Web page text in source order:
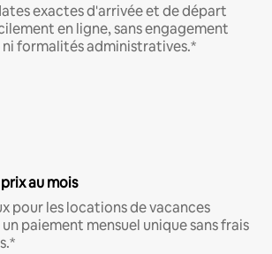
exactes d'arrivée et de départ
en ligne, sans engagement
formalités administratives.*
au mois
pour les locations de vacances
paiement mensuel unique sans frais